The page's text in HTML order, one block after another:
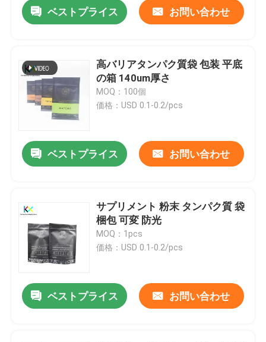
ベストプライス お問い合わせ
高バリアタンパク質袋 包装 平底
の箱 140um厚さ
MOQ：100個
価格：USD 0.1-0.2/pcs
ベストプライス お問い合わせ
サプリメント 粉末 タンパク質 袋
梱包 可変 防光
MOQ：1pcs
価格：USD 0.1-0.2/pcs
ベストプライス お問い合わせ